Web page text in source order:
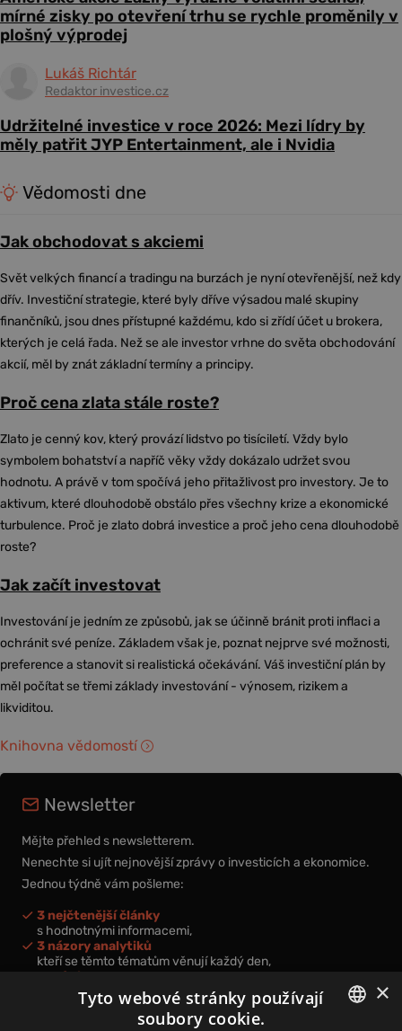
mírné zisky po otevření trhu se rychle proměnily v
plošný výprodej
Lukáš Richtár
Redaktor investice.cz
Udržitelné investice v roce 2026: Mezi lídry by
měly patřit JYP Entertainment, ale i Nvidia
Vědomosti dne
Jak obchodovat s akciemi
Svět velkých financí a tradingu na burzách je nyní otevřenější, než kdy
dřív. Investiční strategie, které byly dříve výsadou malé skupiny
finančníků, jsou dnes přístupné každému, kdo si zřídí účet u brokera,
kterých je celá řada. Než se ale investor vrhne do světa obchodování
akcií, měl by znát základní termíny a principy.
Proč cena zlata stále roste?
Zlato je cenný kov, který provází lidstvo po tisíciletí. Vždy bylo
symbolem bohatství a napříč věky vždy dokázalo udržet svou
hodnotu. A právě v tom spočívá jeho přitažlivost pro investory. Je to
aktivum, které dlouhodobě obstálo přes všechny krize a ekonomické
turbulence. Proč je zlato dobrá investice a proč jeho cena dlouhodobě
roste?
Jak začít investovat
Investování je jedním ze způsobů, jak se účinně bránit proti inflaci a
ochránit své peníze. Základem však je, poznat nejprve své možnosti,
preference a stanovit si realistická očekávání. Váš investiční plán by
měl počítat se třemi základy investování - výnosem, rizikem a
likviditou.
Knihovna vědomostí
Newsletter
Mějte přehled s newsletterem.
Nenechte si ujít nejnovější zprávy o investicích a ekonomice.
Jednou týdně vám pošleme:
3 nejčtenější články
s hodnotnými informacemi,
3 názory analytiků
kteří se těmto tématům věnují každý den,
nová videa a podcasty
k prohloubení vašich znalostí.
×
Tyto webové stránky používají
soubory cookie.